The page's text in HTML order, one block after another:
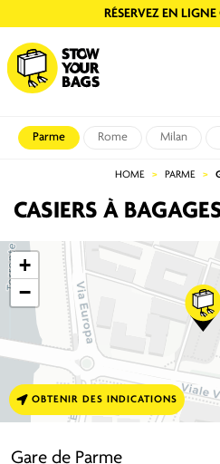
AUCUNE FILE D'ATTENTE,
Parme Rome Milan
HOME PARME
CASIERS À
+
−
OBTENIR DES INDICATIONS
Gare de Parme